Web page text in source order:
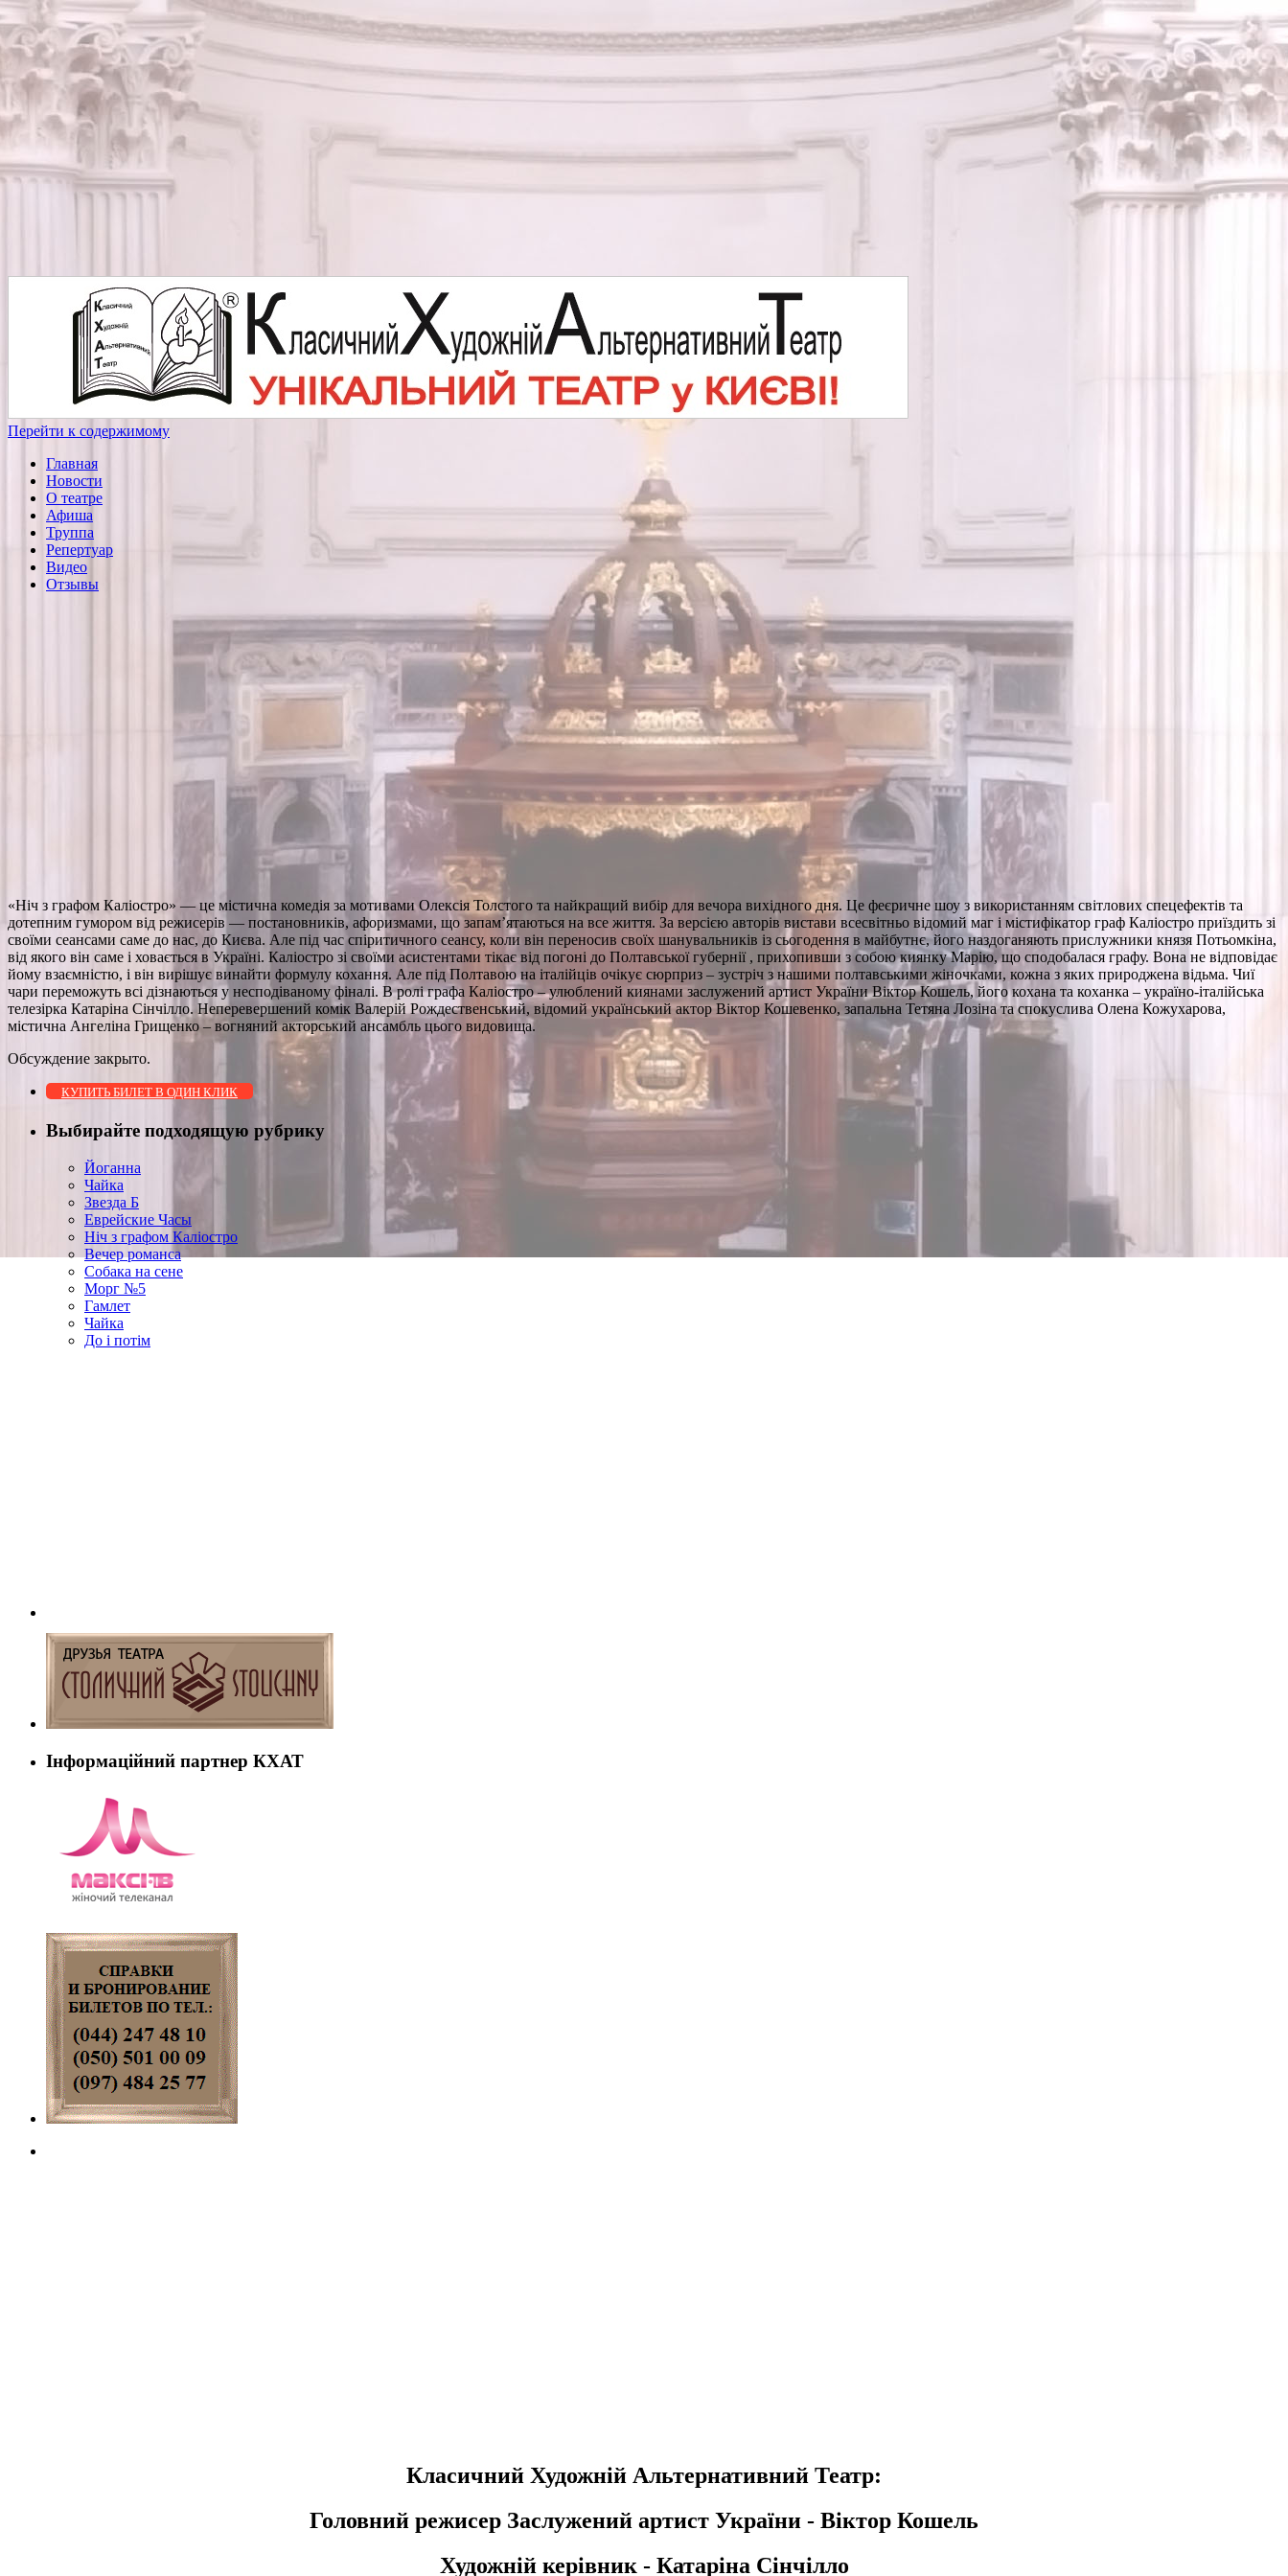
Перейти к содержимому
Главная
Новости
О театре
Афиша
Труппа
Репертуар
Видео
Отзывы
«Ніч з графом Каліостро» — це містична комедія за мотивами Олексія Толстого та найкращий вибір для вечора вихідного дня. Це феєричне шоу з використанням світлових спецефектів та
дотепним гумором від режисерів — постановників, афоризмами, що запам’ятаються на все життя. За версією авторів вистави всесвітньо відомий маг і містифікатор граф Каліостро приїздить зі
своїми сеансами саме до нас, до Києва. Але під час спіритичного сеансу, коли він переносив своїх шанувальників із сьогодення в майбутнє, його наздоганяють прислужники князя Потьомкіна,
від якого він саме і ховається в Україні. Каліостро зі своїми асистентами тікає від погоні до Полтавської губернії , прихопивши з собою киянку Марію, що сподобалася графу. Вона не відповідає
йому взаємністю, і він вирішує винайти формулу кохання. Але під Полтавою на італійців очікує сюрприз – зустріч з нашими полтавськими жіночками, кожна з яких природжена відьма. Чиї
чари переможуть всі дізнаються у несподіваному фіналі. В ролі графа Каліостро – улюблений киянами заслужений артист України Віктор Кошель, його кохана та коханка – україно-італійська
телезірка Катаріна Сінчілло. Неперевершений комік Валерій Рождественський, відомий український актор Віктор Кошевенко, запальна Тетяна Лозіна та спокуслива Олена Кожухарова,
містична Ангеліна Грищенко – вогняний акторський ансамбль цього видовища.
Обсуждение закрыто.
КУПИТЬ БИЛЕТ В ОДИН КЛИК
Выбирайте подходящую рубрику
Йоганна
Чайка
Звезда Б
Еврейские Часы
Ніч з графом Каліостро
Вечер романса
Собака на сене
Морг №5
Гамлет
Чайка
До і потім
Інформаційний партнер КХАТ
Класичний Художній Альтернативний Театр:
Головний режисер Заслужений артист України - Віктор Кошель
Художній керівник - Катаріна Сінчілло